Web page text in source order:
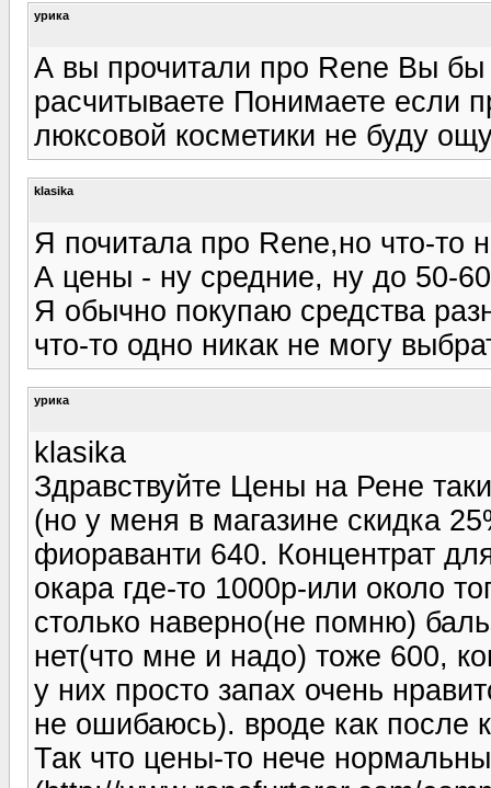
урика
А вы прочитали про Rene Вы
расчитываете Понимаете если
люксовой косметики не буду
klasika
Я почитала про Rene,но что-то
А цены - ну средние, ну до 50-
Я обычно покупаю средства
что-то одно никак не могу
урика
klasika
Здравствуйте Цены на Рене
(но у меня в магазине скидка
фиораванти 640. Концентрат
окара где-то 1000р-или около
столько наверно(не помню)
нет(что мне и надо) тоже 600,
у них просто запах очень
не ошибаюсь). вроде как после
Так что цены-то нече